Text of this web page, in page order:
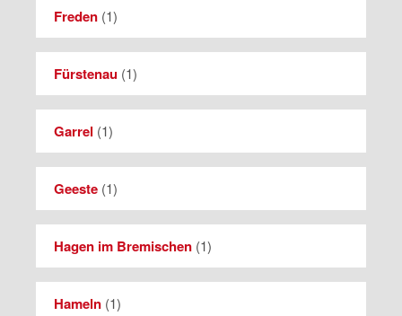
Freden (1)
Fürstenau (1)
Garrel (1)
Geeste (1)
Hagen im Bremischen (1)
Hameln (1)